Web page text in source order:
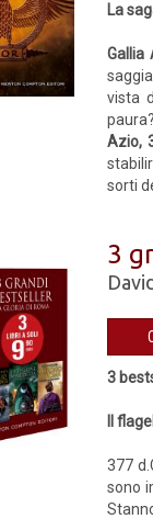
La
Gallia
vista
Azio,
sorti
3
3
Il
377
sono